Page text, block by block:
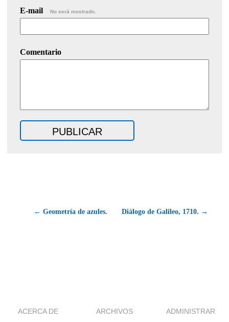
E-mail No será mostrado.
Comentario
← Geometría de azules. Diálogo de Galileo, 1710. →
ACERCA DE ARCHIVOS ADMINISTRAR